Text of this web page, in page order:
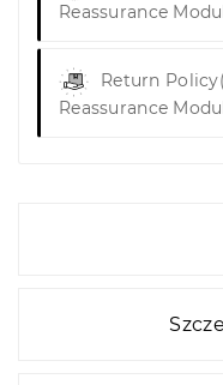
Reassurance
Return Policy
Reassurance